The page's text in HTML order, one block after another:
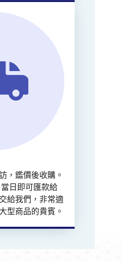
，鑑價後收購。
日即可匯款給
給我們，非常適
型商品的貴賓。